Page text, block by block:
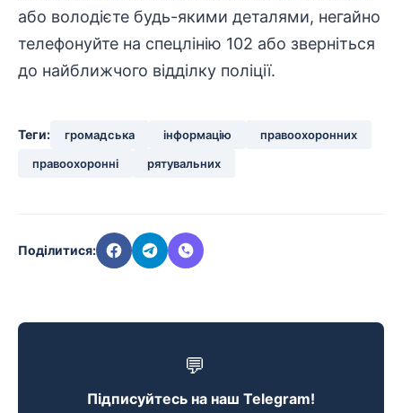
або володієте будь-якими деталями, негайно
телефонуйте на спецлінію 102 або зверніться
до найближчого відділку поліції.
Теги: громадська інформацію
правоохоронних
правоохоронні
рятувальних
Поділитися:
💬
Підписуйтесь на наш Telegram!